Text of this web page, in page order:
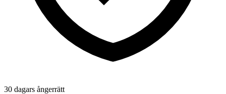
30 dagars ångerrätt